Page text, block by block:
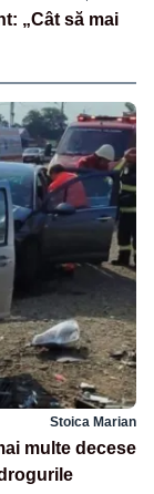
„Cât să mai
Stoica Marian
multe decese